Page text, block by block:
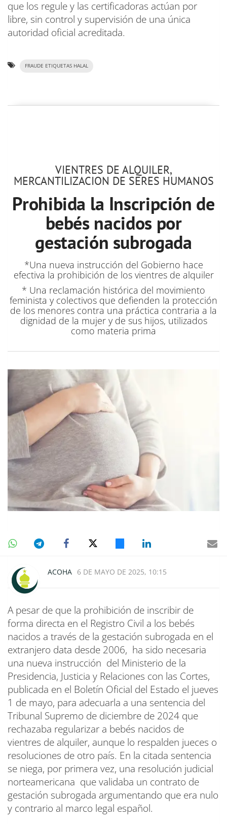
que los regule y las certificadoras actúan por
libre, sin control y supervisión de una única
autoridad oficial acreditada.
FRAUDE ETIQUETAS HALAL
VIENTRES DE ALQUILER,
MERCANTILIZACION DE SERES HUMANOS
Prohibida la Inscripción de
bebés nacidos por
gestación subrogada
*Una nueva instrucción del Gobierno hace
efectiva la prohibición de los vientres de alquiler
* Una reclamación histórica del movimiento
feminista y colectivos que defienden la protección
de los menores contra una práctica contraria a la
dignidad de la mujer y de sus hijos, utilizados
como materia prima
ACOHA 6 DE MAYO DE 2025, 10:15
A pesar de que la prohibición de inscribir de
forma directa en el Registro Civil a los bebés
nacidos a través de la gestación subrogada en el
extranjero data desde 2006, ha sido necesaria
una nueva instrucción del Ministerio de la
Presidencia, Justicia y Relaciones con las Cortes,
publicada en el Boletín Oficial del Estado el jueves
1 de mayo, para adecuarla a una sentencia del
Tribunal Supremo de diciembre de 2024 que
rechazaba regularizar a bebés nacidos de
vientres de alquiler, aunque lo respalden jueces o
resoluciones de otro país. En la citada sentencia
se niega, por primera vez, una resolución judicial
norteamericana que validaba un contrato de
gestación subrogada argumentando que era nulo
y contrario al marco legal español.